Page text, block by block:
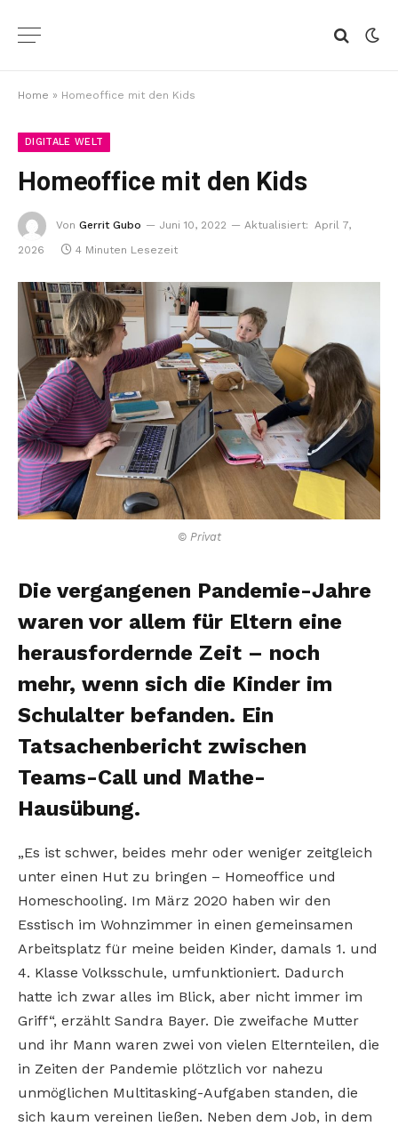
Home » Homeoffice mit den Kids
DIGITALE WELT
Homeoffice mit den Kids
Von Gerrit Gubo Juni 10, 2022 Aktualisiert: April 7,
2026
4 Minuten Lesezeit
© Privat
Die vergangenen Pandemie-Jahre
waren vor allem für Eltern eine
herausfordernde Zeit – noch
mehr, wenn sich die Kinder im
Schulalter befanden. Ein
Tatsachenbericht zwischen
Teams-Call und Mathe-
Hausübung.
„Es ist schwer, beides mehr oder weniger zeitgleich
unter einen Hut zu bringen – Homeoffice und
Homeschooling. Im März 2020 haben wir den
Esstisch im Wohnzimmer in einen gemeinsamen
Arbeitsplatz für meine beiden Kinder, damals 1. und
4. Klasse Volksschule, umfunktioniert. Dadurch
hatte ich zwar alles im Blick, aber nicht immer im
Griff“, erzählt Sandra Bayer. Die zweifache Mutter
und ihr Mann waren zwei von vielen Elternteilen, die
in Zeiten der Pandemie plötzlich vor nahezu
unmöglichen Multitasking-Aufgaben standen, die
sich kaum vereinen ließen. Neben dem Job, in dem